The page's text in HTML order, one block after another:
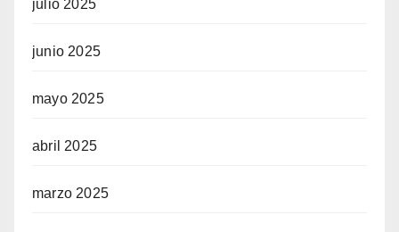
julio 2025
junio 2025
mayo 2025
abril 2025
marzo 2025